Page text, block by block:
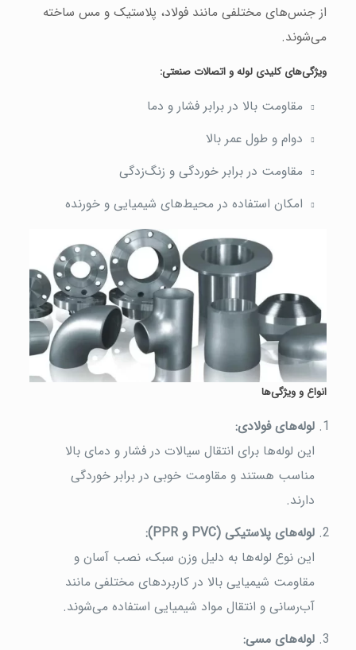
از جنس‌های مختلفی مانند فولاد، پلاستیک و مس ساخته
می‌شوند.
ویژگی‌های کلیدی لوله و اتصالات صنعتی:
مقاومت بالا در برابر فشار و دما
دوام و طول عمر بالا
مقاومت در برابر خوردگی و زنگ‌زدگی
امکان استفاده در محیط‌های شیمیایی و خورنده
انواع و ویژگی‌ها
لوله‌های فولادی:
این لوله‌ها برای انتقال سیالات در فشار و دمای بالا
مناسب هستند و مقاومت خوبی در برابر خوردگی
دارند.
لوله‌های پلاستیکی(PVC و
این نوع لوله‌ها به دلیل وزن سبک، نصب آسان و
مقاومت شیمیایی بالا در کاربردهای مختلفی مانند
آب‌رسانی و انتقال مواد شیمیایی استفاده می‌شوند.
لوله‌های مسی: